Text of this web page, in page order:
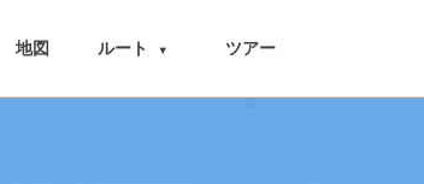
地図 ルート ▾ ツアー